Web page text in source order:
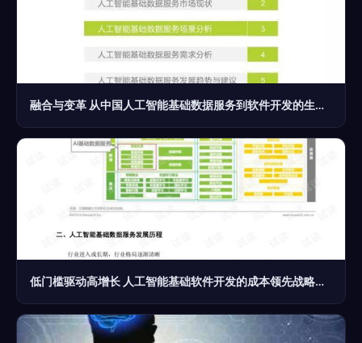
融合与变革 从中国人工智能基础数据服务到软件开发的生态演进
低门槛驱动高增长 人工智能基础软件开发的成本领先战略解析（2021-2025）